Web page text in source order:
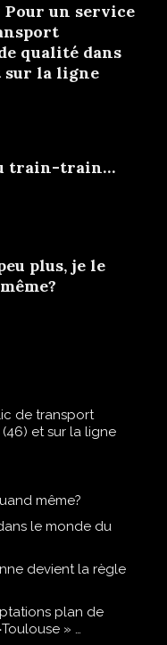
un service
qualité dans
sur la ligne
train-train…
plus, je le
de transport
et sur la ligne
même?
le monde du
devient la règle
plan de
» …